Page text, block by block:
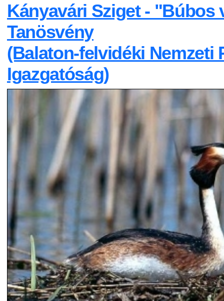
Kányavári Sziget - "Búbos
Tanösvény
(Balaton-felvidéki Nemzeti
Igazgatóság)